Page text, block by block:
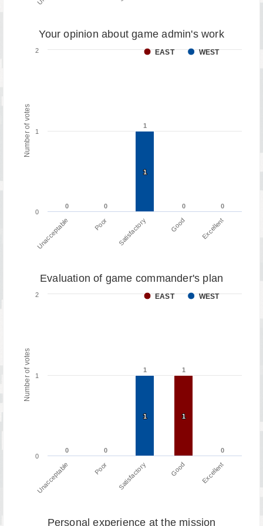
Number of votes
Your opinion about game admin's work
0
0 0
0
1
1
0
0 0
0
1
1
EAST WEST
Unacceptable Poor Satisfactory Good Excellent
0
1
2
Number of votes
Evaluation of game commander's plan
0
0 0
0
1
1 1
1
0
0
1
1
1
1
EAST WEST
Unacceptable Poor Satisfactory Good Excellent
0
1
2
Personal experience at the mission